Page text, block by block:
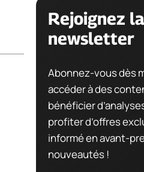
Rejoignez la
newsletter
Abonnez-vous dès
accéder à des
bénéficier
profiter d’offres
informé en avant-
nouveautés !